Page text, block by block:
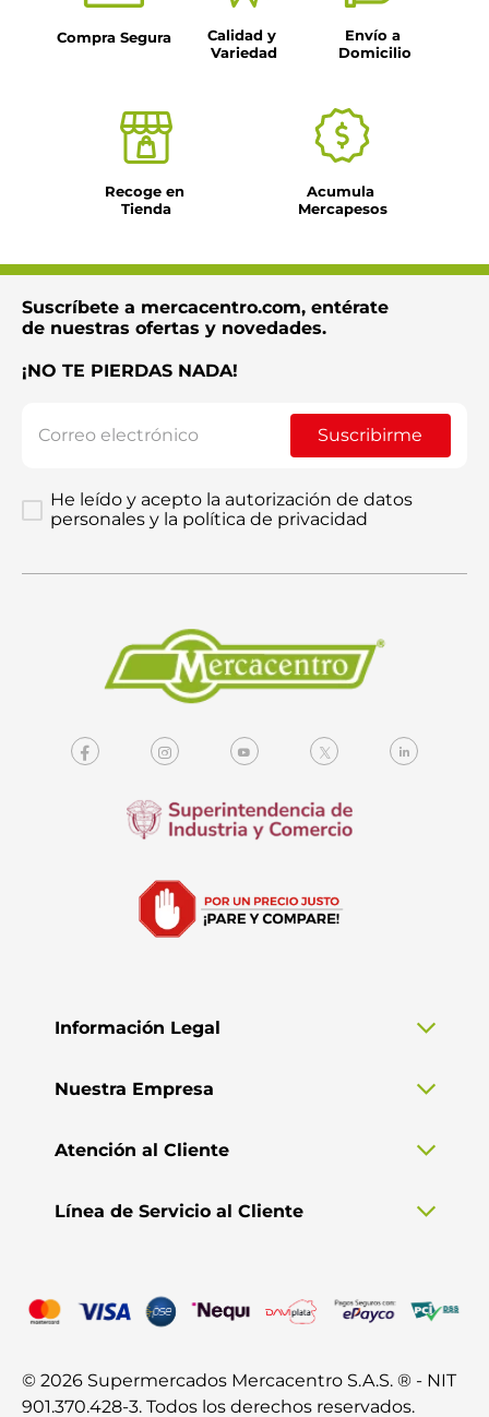
Compra Segura
Calidad y
Variedad
Envío a
Domicilio
Recoge en
Tienda
Acumula
Mercapesos
Suscríbete a mercacentro.com, entérate
de nuestras ofertas y novedades.
¡NO TE PIERDAS NADA!
Suscribirme
He leído y acepto la autorización de datos
personales y la política de privacidad
Información Legal
Nuestra Empresa
Atención al Cliente
Línea de Servicio al Cliente
© 2026 Supermercados Mercacentro S.A.S. ® - NIT
901.370.428-3. Todos los derechos reservados.